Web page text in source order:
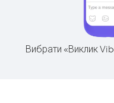
Вибрати «Виклик